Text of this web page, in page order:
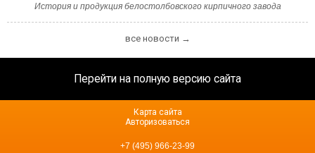
История и продукция белостолбовского кирпичного завода
все новости →
Перейти на полную версию сайта
+7 (495) 966-23-99
Карта сайта
Авторизоваться